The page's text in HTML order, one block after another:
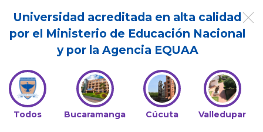
Universidad acreditada en alta calidad
por el Ministerio de Educación Nacional
y por la Agencia EQUAA
Todos Bucaramanga Cúcuta Valledupar